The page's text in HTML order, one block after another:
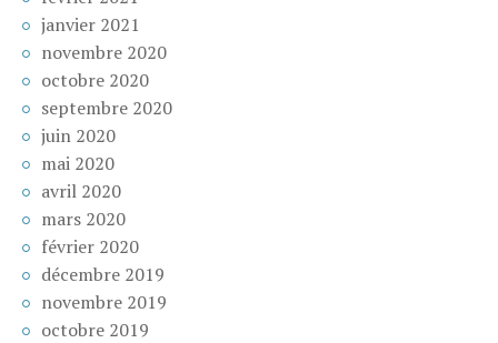
janvier 2021
novembre 2020
octobre 2020
septembre 2020
juin 2020
mai 2020
avril 2020
mars 2020
février 2020
décembre 2019
novembre 2019
octobre 2019